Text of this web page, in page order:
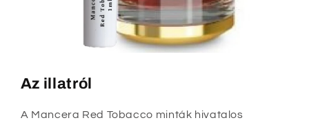
Az illatról
A Mancera Red Tobacco minták hivatalos